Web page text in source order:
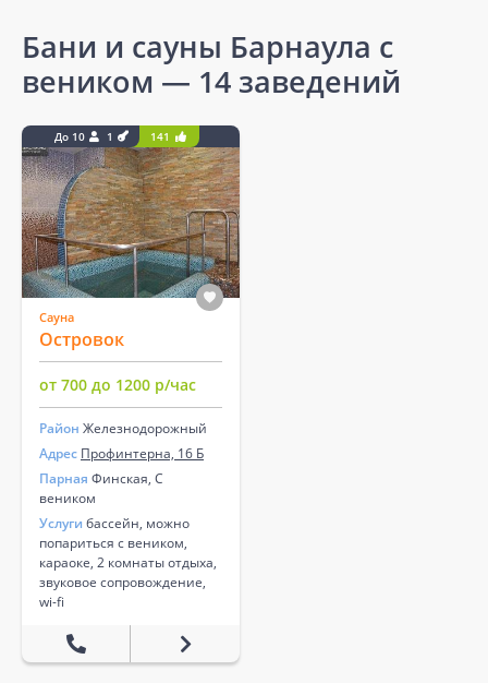
Бани и сауны Барнаула с
веником — 14 заведений
До 10 1 141
Сауна
Островок
от 700 до 1200 р/час
Район Железнодорожный
Адрес Профинтерна, 16 Б
Парная Финская, С
веником
Услуги бассейн, можно
попариться с веником,
караоке, 2 комнаты отдыха,
звуковое сопровождение,
wi-fi